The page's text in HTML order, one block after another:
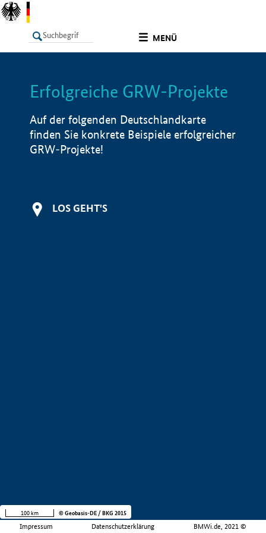
MENÜ
LISTE Info
Erfolgreiche GRW-Projekte
Auf der folgenden Deutschlandkarte
finden Sie konkrete Beispiele erfolgreicher
GRW-Projekte!
LOS GEHT'S
Impressum Datenschutzerklärung BMWi.de, 2021 ©
100 km © Geobasis-DE / BKG 2015